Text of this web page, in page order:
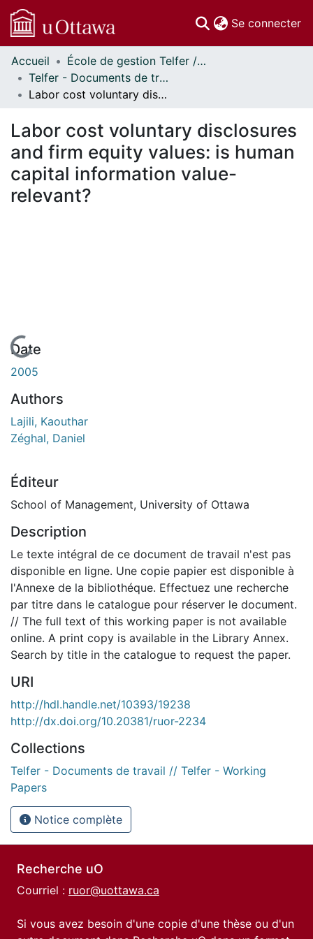
Se connecter
Communautés
et collections
Parcourir
À propos
Accueil
École de gestion Telfer // Telfer School of Management
Telfer - Documents de travail // Telfer - Working Papers
Labor cost voluntary disclosures and firm equity values: is human capital information value-relevant?
Labor cost voluntary disclosures
and firm equity values: is human
capital information value-
relevant?
En cours de chargement...
Date
2005
Authors
Lajili, Kaouthar
Zéghal, Daniel
Éditeur
School of Management, University of Ottawa
Description
Le texte intégral de ce document de travail n'est pas
disponible en ligne. Une copie papier est disponible à
l'Annexe de la bibliothéque. Effectuez une recherche
par titre dans le catalogue pour réserver le document.
// The full text of this working paper is not available
online. A print copy is available in the Library Annex.
Search by title in the catalogue to request the paper.
URI
http://hdl.handle.net/10393/19238
http://dx.doi.org/10.20381/ruor-2234
Collections
Telfer - Documents de travail // Telfer - Working
Papers
Notice complète
Recherche uO
Courriel : ruor@uottawa.ca
Si vous avez besoin d'une copie d'une thèse ou d'un